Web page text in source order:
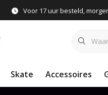
Voor 17 uur besteld,
Skate Accessoires